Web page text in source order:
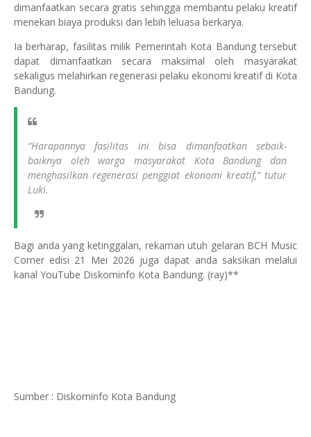
dimanfaatkan secara gratis sehingga membantu pelaku kreatif
menekan biaya produksi dan lebih leluasa berkarya.
Ia berharap, fasilitas milik Pemerintah Kota Bandung tersebut
dapat dimanfaatkan secara maksimal oleh masyarakat
sekaligus melahirkan regenerasi pelaku ekonomi kreatif di Kota
Bandung.
“Harapannya fasilitas ini bisa dimanfaatkan sebaik-
baiknya oleh warga masyarakat Kota Bandung dan
menghasilkan regenerasi penggiat ekonomi kreatif,” tutur
Luki.
Bagi anda yang ketinggalan, rekaman utuh gelaran BCH Music
Corner edisi 21 Mei 2026 juga dapat anda saksikan melalui
kanal YouTube Diskominfo Kota Bandung. (ray)**
Sumber : Diskominfo Kota Bandung